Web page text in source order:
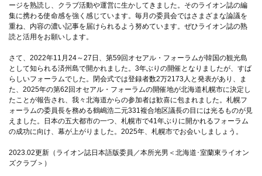
ージを熟読し、クラブ活動や運営に生かしてきました。そのライオン誌の編
集に携わる使命感を強く感じています。毎月の委員会ではさまざまな論議を
重ね、内容の濃い記事を届けられるよう努めています。ぜひライオン誌の熟
読と活用をお願いします。
さて、2022年11月24～27日、第59回オセアル・フォーラムが韓国の観光島
として知られる済州島で開かれました。3年ぶりの開催となりましたが、すば
らしいフォーラムでした。閉会式では登録者数2万2173人と発表があり、ま
た、2025年の第62回オセアル・フォーラムの開催地が北海道札幌市に決定し
たことが報告され、我々北海道からの参加者は歓喜に包まれました。札幌フ
ォーラムの委員長を務める鶴嶋浩二元331複合地区議長の目には光るものが見
えました。日本の五大都市の一つ、札幌市で41年ぶりに開かれるフォーラム
の成功に向け、幕が上がりました。2025年、札幌市でお会いしましょう。
2023.02更新（ライオン誌日本語版委員／本所光男＜北海道･室蘭東ライオン
ズクラブ＞）